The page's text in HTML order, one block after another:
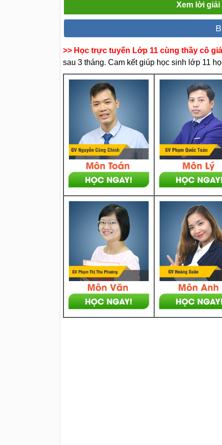
Xem lời giải
>> Học trực tuyến Lớp 11 cùng thầy cô
sau 3 tháng. Cam kết giúp học sinh lớp 11